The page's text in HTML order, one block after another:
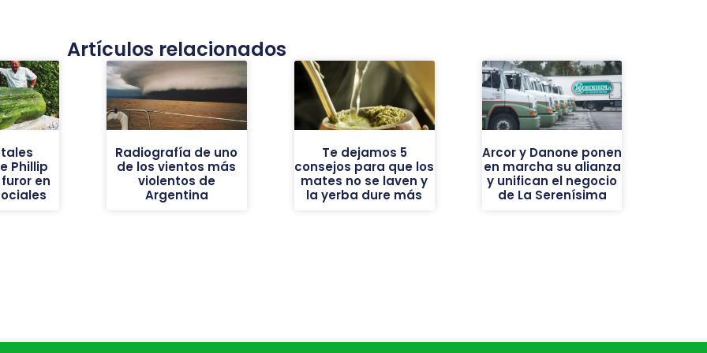
Artículos relacionados
Phillip
en
Radiografía de uno
de los vientos más
violentos de
Argentina
Te dejamos 5
consejos para que los
mates no se laven y
la yerba dure más
Arcor y Danone ponen
en marcha su alianza
y unifican el negocio
de La Serenísima